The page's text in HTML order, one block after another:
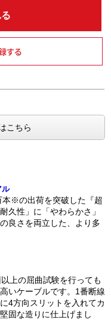
こちら
ル
本※の出荷を突破した『超
久性」に「やわらかさ」
良さを両立した、より多
上の屈曲試験を行っても
いケーブルです。1番断線
4方向スリットを入れてカ
固な造りに仕上げまし